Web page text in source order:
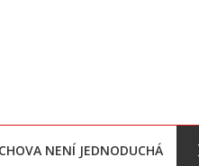
NENÍ JEDNODUCHÁ